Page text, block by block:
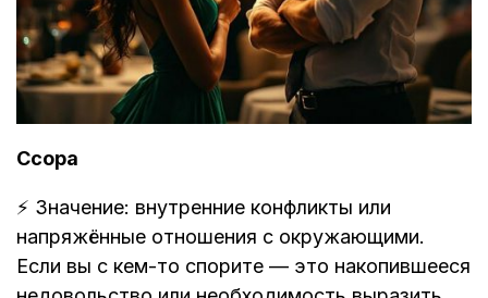
Ссора
⚡ Значение: внутренние конфликты или
напряжённые отношения с окружающими.
Если вы с кем-то спорите — это накопившееся